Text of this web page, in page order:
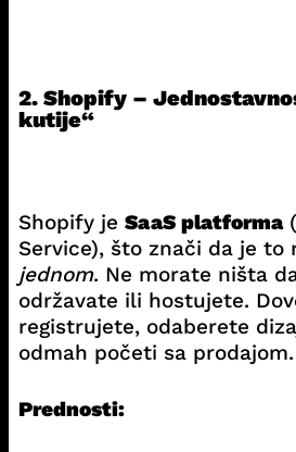
2. Shopify –
kutije“
Shopify je SaaS platforma
Service), što znači da je to
jednom. Ne morate ništa
održavate ili hostujete.
registrujete, odaberete
odmah početi sa prodajom.
Prednosti: